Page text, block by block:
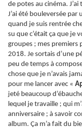
de potes au cinéma.
J’ai été bouleversée par
quand je suis rentrée
su que c’était ça que je
groupes ; mes premiers
2018. Je sortais d’une
peu de temps à
chose que je n’avais
pour me lancer avec «
jeté beaucoup
lequel je travaille ; qui
anniversaire ; à savoir
album. Ça m’a fait du